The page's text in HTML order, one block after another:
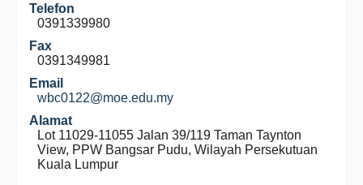
Telefon
0391339980
Fax
0391349981
Email
wbc0122@moe.edu.my
Alamat
Lot 11029-11055 Jalan 39/119 Taman Taynton
View, PPW Bangsar Pudu, Wilayah Persekutuan
Kuala Lumpur